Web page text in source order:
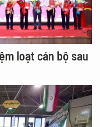
loạt cán bộ sau